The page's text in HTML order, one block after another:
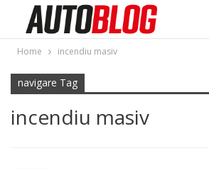
Home incendiu masiv
navigare Tag
incendiu masiv